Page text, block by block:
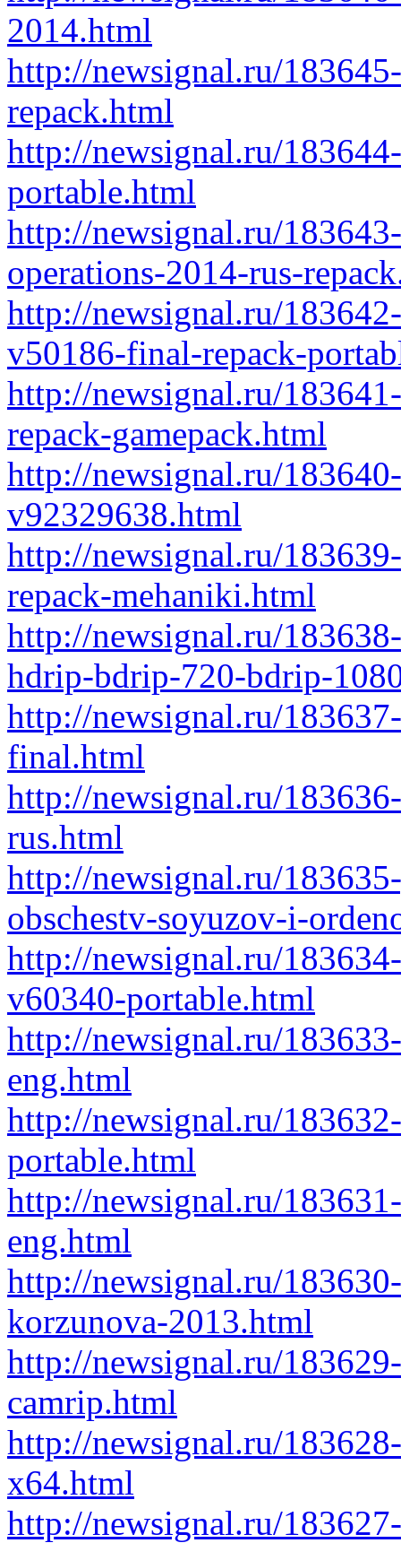
2014.html
http://newsignal.ru/
repack.html
http://newsignal.ru/
portable.html
http://newsignal.ru/
operations-2014-rus-
http://newsignal.ru/
v50186-final-repack-
http://newsignal.ru/
repack-gamepack.html
http://newsignal.ru/
v92329638.html
http://newsignal.ru/
repack-mehaniki.html
http://newsignal.ru/
hdrip-bdrip-720-bdrip-
http://newsignal.ru/
final.html
http://newsignal.ru/
rus.html
http://newsignal.ru/
obschestv-soyuzov-i-
http://newsignal.ru/
v60340-portable.html
http://newsignal.ru/
eng.html
http://newsignal.ru/
portable.html
http://newsignal.ru/
eng.html
http://newsignal.ru/
korzunova-2013.html
http://newsignal.ru/
camrip.html
http://newsignal.ru/
x64.html
http://newsignal.ru/